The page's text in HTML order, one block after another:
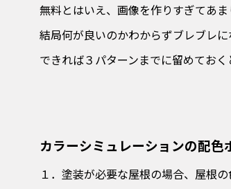
無料とはいえ、画像を作りすぎてあ
結局何が良いのかわからずブレブレに
できれば３パターンまでに留めてお
カラーシミュレーションの配色
１．塗装が必要な屋根の場合、屋根の